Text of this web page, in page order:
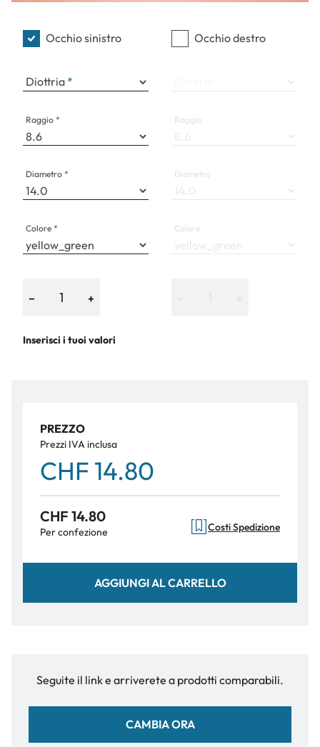
Occhio sinistro
Diottria
Raggio
Diametro
Colore
− +
Inserisci i tuoi valori
Occhio destro
Raggio
Diametro
Colore
PREZZO
Prezzi IVA inclusa
CHF 14.80
CHF 14.80
Per confezione Costi Spedizione
AGGIUNGI AL CARRELLO
Seguite il link e arriverete a prodotti comparabili.
CAMBIA ORA